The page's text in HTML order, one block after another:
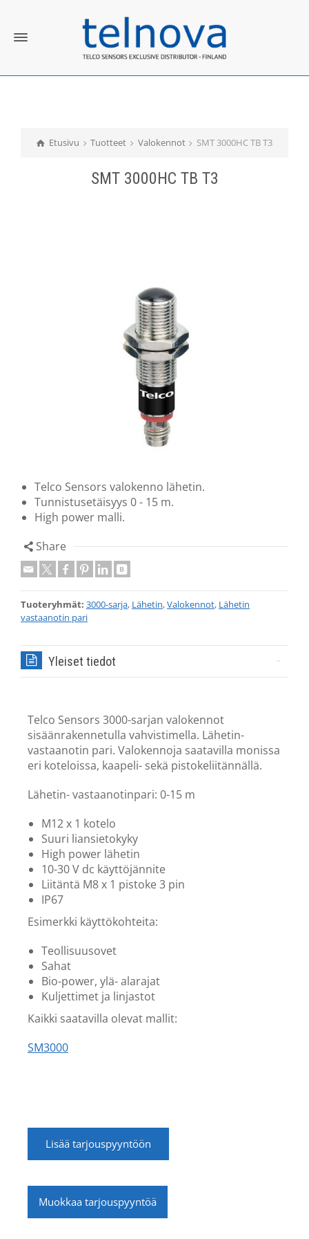
Etusivu Tuotteet Valokennot SMT 3000HC TB T3
SMT 3000HC TB T3
Telco Sensors valokenno lähetin.
Tunnistusetäisyys 0 - 15 m.
High power malli.
Share
Tuoteryhmät: 3000-sarja, Lähetin,Valokennot, Lähetin
vastaanotin pari
Yleiset tiedot
Telco Sensors 3000-sarjan valokennot
sisäänrakennetulla vahvistimella. Lähetin-
vastaanotin pari. Valokennoja saatavilla monissa
eri koteloissa, kaapeli- sekä pistokeliitännällä.
Lähetin- vastaanotinpari: 0-15 m
M12 x 1 kotelo
Suuri liansietokyky
High power lähetin
10-30 V dc käyttöjännite
Liitäntä M8 x 1 pistoke 3 pin
IP67
Esimerkki käyttökohteita:
Teollisuusovet
Sahat
Bio-power, ylä- alarajat
Kuljettimet ja linjastot
Kaikki saatavilla olevat mallit:
SM3000
Lisää tarjouspyyntöön
Muokkaa tarjouspyyntöä